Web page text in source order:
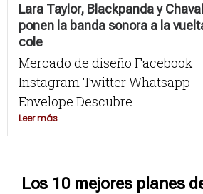
Lara Taylor, Blackpanda y
ponen la banda sonora a la
cole
Mercado de diseño Facebook
Instagram Twitter Whatsapp
Envelope Descubre...
Leer más
Los 10 mejores planes